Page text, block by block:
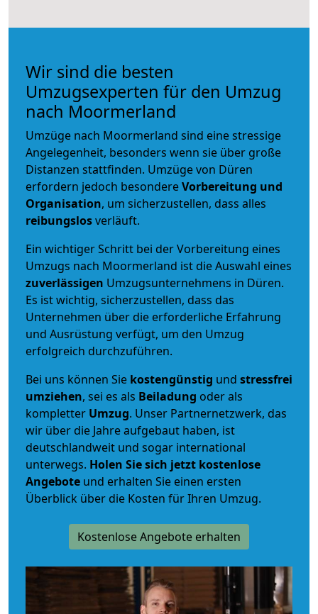
Wir sind die besten
Umzugsexperten für den Umzug
nach Moormerland
Umzüge nach Moormerland sind eine stressige
Angelegenheit, besonders wenn sie über große
Distanzen stattfinden. Umzüge von Düren
erfordern jedoch besondereVorbereitung und
Organisation, um sicherzustellen, dass alles
reibungslosverläuft.
Ein wichtiger Schritt bei der Vorbereitung eines
Umzugs nach Moormerland ist die Auswahl eines
zuverlässigen Umzugsunternehmens in Düren.
Es ist wichtig, sicherzustellen, dass das
Unternehmen über die erforderliche Erfahrung
und Ausrüstung verfügt, um den Umzug
erfolgreich durchzuführen.
Bei uns können Sie kostengünstig und stressfrei
umziehen, sei es als Beiladung oder als
kompletter Umzug. Unser Partnernetzwerk, das
wir über die Jahre aufgebaut haben, ist
deutschlandweit und sogar international
unterwegs. Holen Sie sich jetzt kostenlose
Angebote und erhalten Sie einen ersten
Überblick über die Kosten für Ihren Umzug.
Kostenlose Angebote erhalten